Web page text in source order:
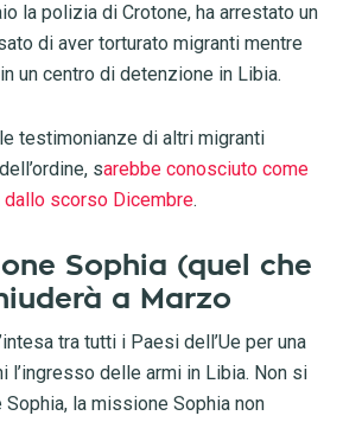
la polizia di Crotone, ha arrestato un
di aver torturato migranti mentre
un centro di detenzione in Libia.
testimonianze di altri migranti
sarebbe conosciuto come
scorso Dicembre.
Sophia (quel che
a Marzo
tra tutti i Paesi dell’Ue per una
l’ingresso delle armi in Libia. Non si
la missione Sophia non